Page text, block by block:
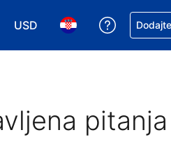
USD
Odaberite valutu. Vaša je
Odaberite svoj
Zatražite
pitanja